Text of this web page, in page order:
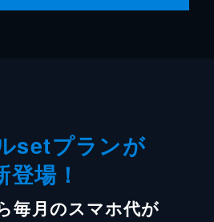
setプランが
登場！
毎月のスマホ代が